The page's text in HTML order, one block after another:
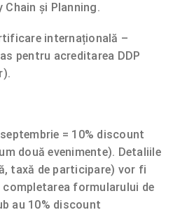
și Planning.
internațională –
pentru acreditarea DDP
= 10% discount
două evenimente). Detaliile
taxă de participare) vor fi
formularului de
au 10% discount